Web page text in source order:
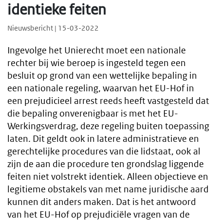
identieke feiten
Nieuwsbericht | 15-03-2022
Ingevolge het Unierecht moet een nationale
rechter bij wie beroep is ingesteld tegen een
besluit op grond van een wettelijke bepaling in
een nationale regeling, waarvan het EU-Hof in
een prejudicieel arrest reeds heeft vastgesteld dat
die bepaling onverenigbaar is met het EU-
Werkingsverdrag, deze regeling buiten toepassing
laten. Dit geldt ook in latere administratieve en
gerechtelijke procedures van die lidstaat, ook al
zijn de aan die procedure ten grondslag liggende
feiten niet volstrekt identiek. Alleen objectieve en
legitieme obstakels van met name juridische aard
kunnen dit anders maken. Dat is het antwoord
van het EU-Hof op prejudiciële vragen van de